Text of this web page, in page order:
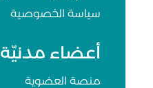
سياسة الخصوصية
أعضاء مدنيّة
منصة العضوية